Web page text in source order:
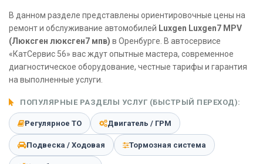
В данном разделе представлены ориентировочные цены на
ремонт и обслуживание автомобилей Luxgen Luxgen7 MPV
(Люксген люксген7 мпв) в Оренбурге. В автосервисе
«КатСервис 56» вас ждут опытные мастера, современное
диагностическое оборудование, честные тарифы и гарантия
на выполненные услуги.
ПОПУЛЯРНЫЕ РАЗДЕЛЫ УСЛУГ (БЫСТРЫЙ ПЕРЕХОД):
Регулярное ТО Двигатель / ГРМ
Подвеска / Ходовая Тормозная система